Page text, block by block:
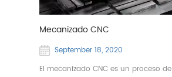
Mecanizado CNC
September 18, 2020
El mecanizado CNC es un proceso de